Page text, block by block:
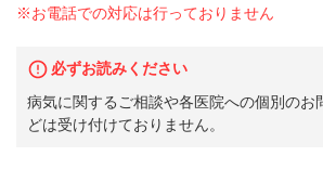
※お電話での対応は行っておりません
必ずお読みください
病気に関するご相談や各医院への個別のお
どは受け付けておりません。